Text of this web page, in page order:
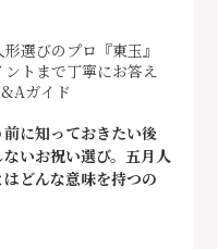
選びのプロ『東玉』
トまで丁寧にお答え
ガイド
前に知っておきたい後
ないお祝い選び。五月人
はどんな意味を持つの